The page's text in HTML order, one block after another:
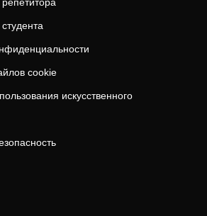
cookie
искусственного